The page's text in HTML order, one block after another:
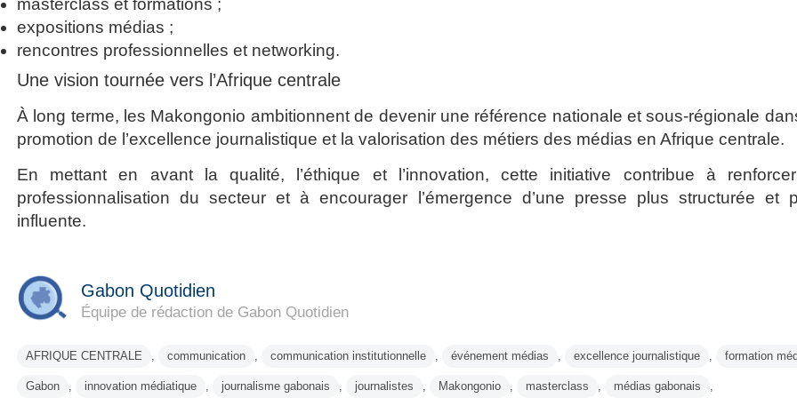
masterclass et formations ;
expositions médias ;
rencontres professionnelles et networking.
Une vision tournée vers l’Afrique centrale
À long terme, les Makongonio ambitionnent de devenir une référence nationale et sous-régionale
promotion de l’excellence journalistique et la valorisation des métiers des médias en Afrique centrale.
En mettant en avant la qualité, l’éthique et l’innovation, cette initiative contribue à
professionnalisation du secteur et à encourager l’émergence d’une presse plus structurée et
influente.
Gabon Quotidien
Équipe de rédaction de Gabon Quotidien
AFRIQUE CENTRALE , communication , communication institutionnelle , événement médias , excellence journalistique , formation
Gabon , innovation médiatique , journalisme gabonais , journalistes , Makongonio , masterclass , médias gabonais ,